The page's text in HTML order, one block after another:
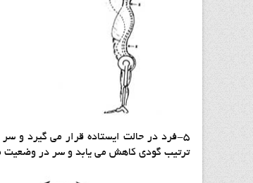
۵-فرد در حالت ایستاده قرار می گیرد و
ترتیب گودی کاهش می یابد و سر در وضعیت